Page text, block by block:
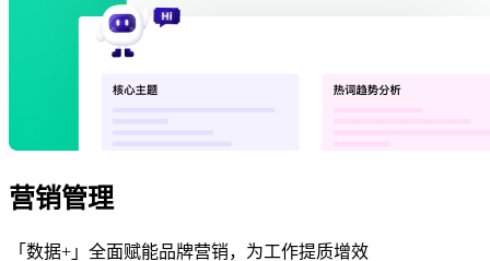
营销管理
「数据+」全面赋能品牌营销，为工作提质增效